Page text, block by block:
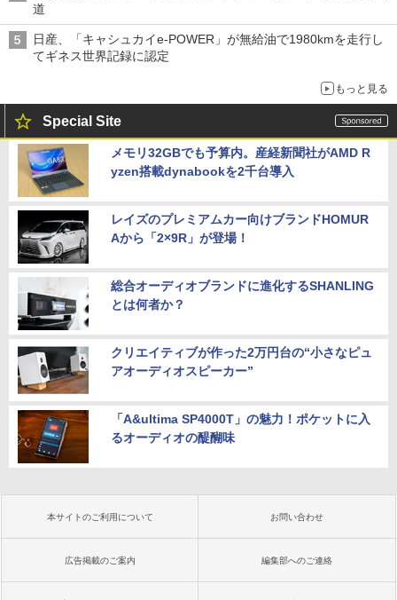
道
日産、「キャシュカイe-POWER」が無給油で1980kmを走行し
てギネス世界記録に認定
もっと見る
Special Site
メモリ32GBでも予算内。産経新聞社がAMD R
yzen搭載dynabookを2千台導入
レイズのプレミアムカー向けブランドHOMUR
Aから「2×9R」が登場！
総合オーディオブランドに進化するSHANLING
とは何者か？
クリエイティブが作った2万円台の“小さなピュ
アオーディオスピーカー”
「A&ultima SP4000T」の魅力！ポケットに入
るオーディオの醍醐味
本サイトのご利用について お問い合わせ
広告掲載のご案内 編集部へのご連絡